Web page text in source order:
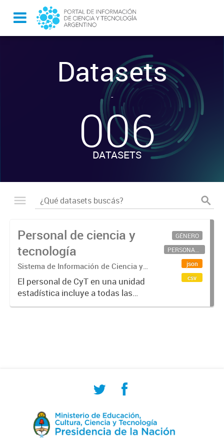
Datasets
-
006
DATASETS
Personal de ciencia y
tecnología
Sistema de Información de Ciencia y
Tecnología Argentino (SICYTAR)
El personal de CyT en una unidad
estadística incluye a todas las
personas involucradas
GÉNERO
PERSONAL CIENTÍFICO-TECNOLÓGICO
json
csv